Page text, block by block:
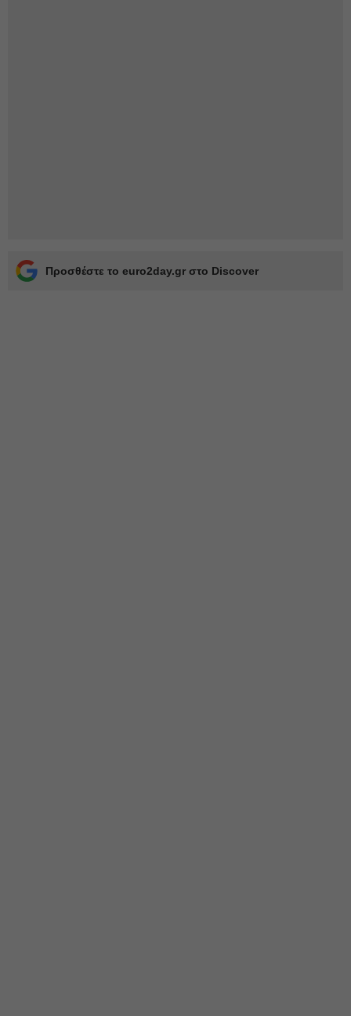
Προσθέστε το euro2day.gr στο Discover